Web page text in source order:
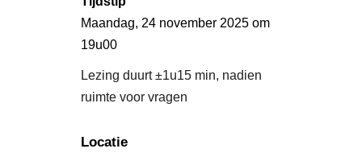
Maandag, 24 november 2025 om
19u00
Lezing duurt ±1u15 min, nadien
ruimte voor vragen
Locatie